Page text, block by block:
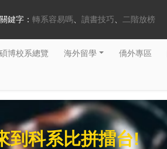
鍵字： 轉系容易嗎 讀書技巧 二階放榜
碩博校系總覽 海外留學 僑外專區
到科系比拼擂台!